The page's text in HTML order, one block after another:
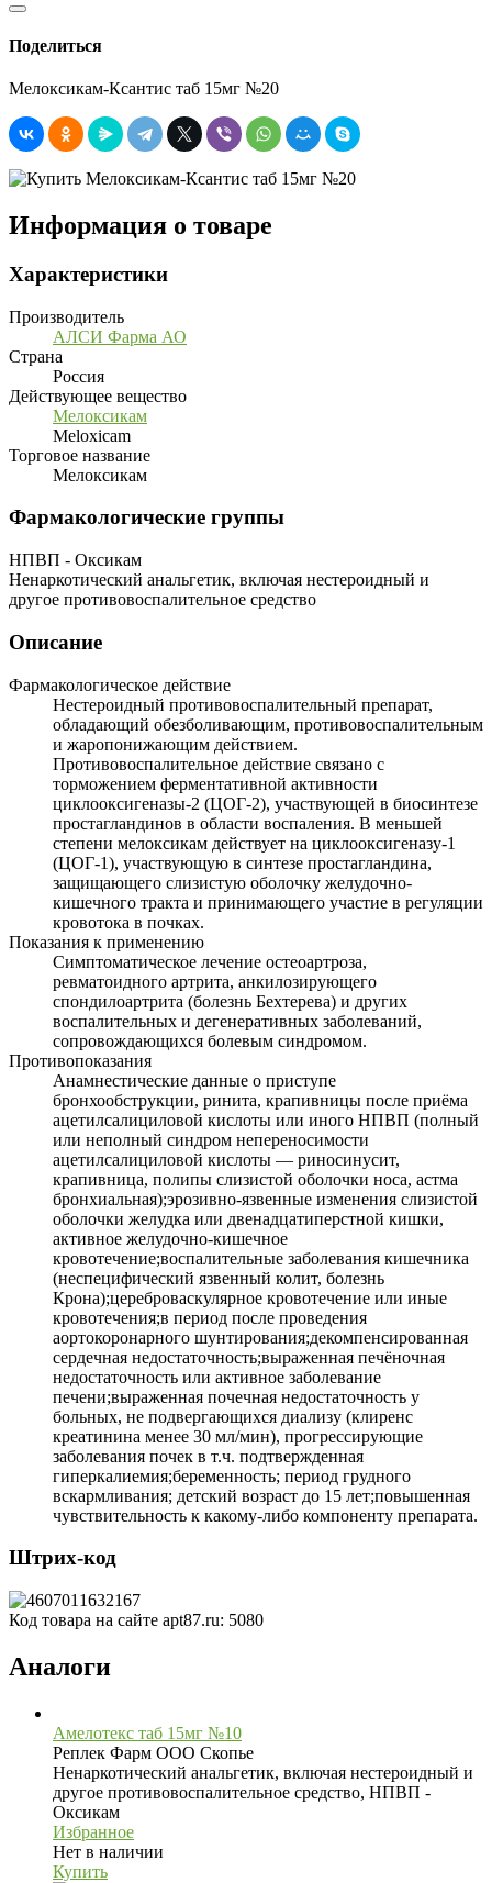
Поделиться
Мелоксикам-Ксантис таб 15мг №20
Информация о товаре
Характеристики
Производитель
АЛСИ Фарма АО
Страна
Россия
Действующее вещество
Мелоксикам
Meloxicam
Торговое название
Мелоксикам
Фармакологические группы
НПВП - Оксикам
Ненаркотический анальгетик, включая нестероидный и
другое противовоспалительное средство
Описание
Фармакологическое действие
Нестероидный противовоспалительный препарат,
обладающий обезболивающим, противовоспалительным
и жаропонижающим действием.
Противовоспалительное действие связано с
торможением ферментативной активности
циклооксигеназы-2 (ЦОГ-2), участвующей в биосинтезе
простагландинов в области воспаления. В меньшей
степени мелоксикам действует на циклооксигеназу-1
(ЦОГ-1), участвующую в синтезе простагландина,
защищающего слизистую оболочку желудочно-
кишечного тракта и принимающего участие в регуляции
кровотока в почках.
Показания к применению
Симптоматическое лечение остеоартроза,
ревматоидного артрита, анкилозирующего
спондилоартрита (болезнь Бехтерева) и других
воспалительных и дегенеративных заболеваний,
сопровождающихся болевым синдромом.
Противопоказания
Анамнестические данные о приступе
бронхообструкции, ринита, крапивницы после приёма
ацетилсалициловой кислоты или иного НПВП (полный
или неполный синдром непереносимости
ацетилсалициловой кислоты — риносинусит,
крапивница, полипы слизистой оболочки носа, астма
бронхиальная);эрозивно-язвенные изменения слизистой
оболочки желудка или двенадцатиперстной кишки,
активное желудочно-кишечное
кровотечение;воспалительные заболевания кишечника
(неспецифический язвенный колит, болезнь
Крона);цереброваскулярное кровотечение или иные
кровотечения;в период после проведения
аортокоронарного шунтирования;декомпенсированная
сердечная недостаточность;выраженная печёночная
недостаточность или активное заболевание
печени;выраженная почечная недостаточность у
больных, не подвергающихся диализу (клиренс
креатинина менее 30 мл/мин), прогрессирующие
заболевания почек в т.ч. подтвержденная
гиперкалиемия;беременность; период грудного
вскармливания; детский возраст до 15 лет;повышенная
чувствительность к какому-либо компоненту препарата.
Штрих-код
Код товара на сайте apt87.ru: 5080
Аналоги
Амелотекс таб 15мг №10
Реплек Фарм ООО Скопье
Ненаркотический анальгетик, включая нестероидный и
другое противовоспалительное средство, НПВП -
Оксикам
Избранное
Нет в наличии
Купить